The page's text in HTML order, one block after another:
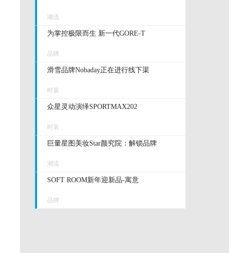
潮流
为掌控极限而生 新一代GORE-T
品牌
滑雪品牌Nobaday正在进行线下渠
时装
众星灵动演绎SPORTMAX202
时装
巨量星图美妆Star颜究院：解锁品牌
潮流
SOFT ROOM新年迎新品-寓意
品牌